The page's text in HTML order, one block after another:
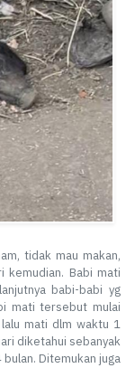
tidak mau makan,
kemudian. Babi mati
babi-babi yg
mati tersebut mulai
lalu mati dlm waktu 1
diketahui sebanyak
Ditemukan juga